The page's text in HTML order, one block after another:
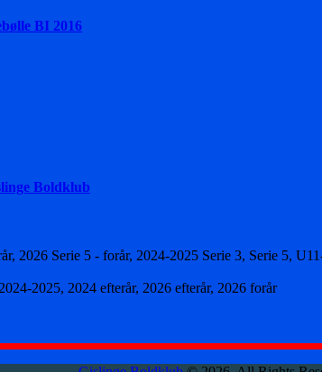
BI 2016
Boldklub
2026 Serie 5 - forår, 2024-2025 Serie 3, Serie 5,
2025, 2024 efterår, 2026 efterår, 2026 forår